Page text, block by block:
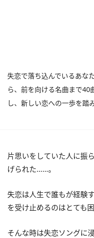
失恋で落ち込んでいるあな
ら、前を向ける名曲まで40
し、新しい恋への一歩を踏
片思いをしていた人に振
げられた……。
失恋は人生で誰もが経験
を受け止めるのはとても
そんな時は失恋ソングに